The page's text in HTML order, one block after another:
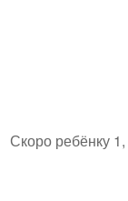
Скоро ребёнку